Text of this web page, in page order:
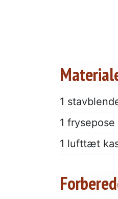
1
1 frysepose
1 lufttæt